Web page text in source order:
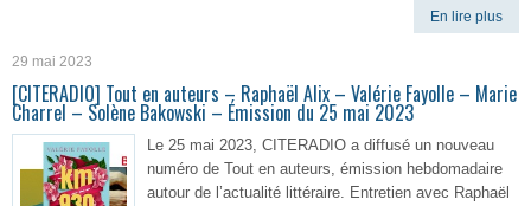
En lire plus
29 mai 2023
[CITERADIO] Tout en auteurs – Raphaël Alix – Valérie Fayolle – Marie
Charrel – Solène Bakowski – Émission du 25 mai 2023
Le 25 mai 2023, CITERADIO a diffusé un nouveau
numéro de Tout en auteurs, émission hebdomadaire
autour de l’actualité littéraire. Entretien avec Raphaël